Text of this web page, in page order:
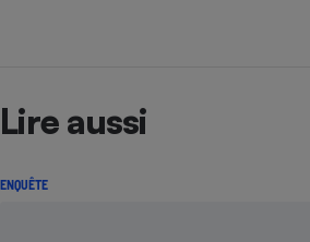
Lire aussi
ENQUÊTE